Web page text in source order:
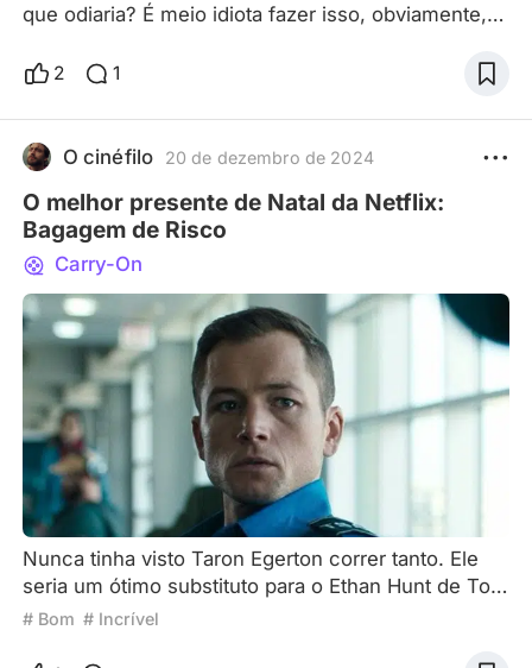
que odiaria? É meio idiota fazer isso, obviamente,
uma escolha de assistir a algo que espera não
exatamente assim que me senti sobre Bagagem de
Risco. Não gosto de filmes de ação e ele dava
todos os sinais de que seria muito conservador
para o meu gosto, mas
2 1
O cinéfilo 20 de dezembro de 2024
O melhor presente de Natal da Netflix:
Bagagem de Risco
Carry-On
Nunca tinha visto Taron Egerton correr tanto. Ele
seria um ótimo substituto para o Ethan Hunt de Tom
Cruise em Missão Impossível — e quando Cruise
# Bom # Incrível